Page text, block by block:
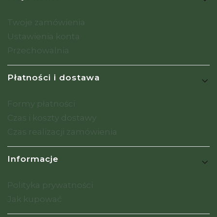
Twoje zamówienia
Ustawienia konta
Przechowalnia
Płatności i dostawa
Formy płatności
Czas i koszty dostawy
Czas realizacji zamówienia
Informacje
Polityka prywatności
Jak kupować